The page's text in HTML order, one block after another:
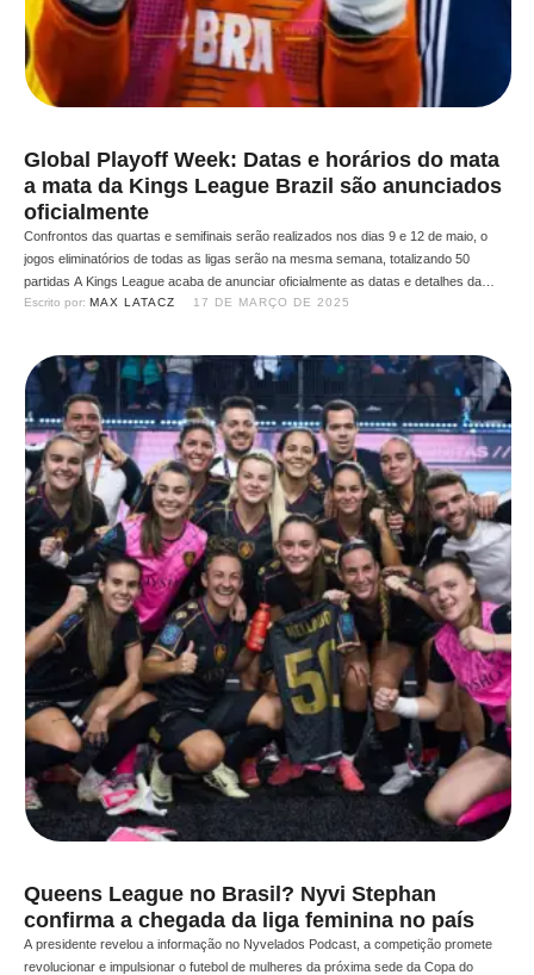
Global Playoff Week: Datas e horários do mata
a mata da Kings League Brazil são anunciados
oficialmente
Confrontos das quartas e semifinais serão realizados nos dias 9 e 12 de maio, o
jogos eliminatórios de todas as ligas serão na mesma semana, totalizando 50
partidas A Kings League acaba de anunciar oficialmente as datas e detalhes da
Global Playoff Week, o aguardado mata-mata que definirá os grandes campeões do
Escrito por: MAX LATACZ 17 DE MARÇO DE 2025
Queens League no Brasil? Nyvi Stephan
confirma a chegada da liga feminina no país
A presidente revelou a informação no Nyvelados Podcast, a competição promete
revolucionar e impulsionar o futebol de mulheres da próxima sede da Copa do